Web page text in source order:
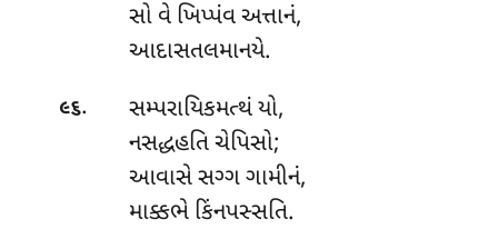
સો વે ખિપ્પંવ અત્તાનં,
આદાસતલમાનયે.
૯૬.
સમ્પરાયિકમત્થં યો,
નસદ્ધહતિ ચેપિસો;
આવાસે સગ્ગ ગામીનં,
માક્કભે કિંનપસ્સતિ.